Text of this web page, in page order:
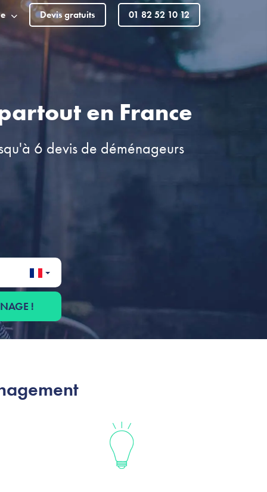
Devis gratuits 01 82 52 10 12
en France
6 devis de déménageurs
!